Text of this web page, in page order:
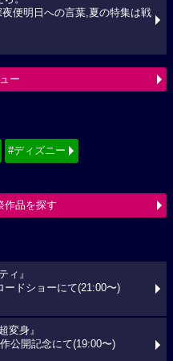
夜便明日への言葉,夏の特集は戦
ー
#ディズニー
作品を探す
ィ』
ードショーにて(21:00〜)
変身』
公開記念にて(19:00〜)